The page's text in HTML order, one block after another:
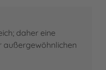
daher eine
außergewöhnlichen